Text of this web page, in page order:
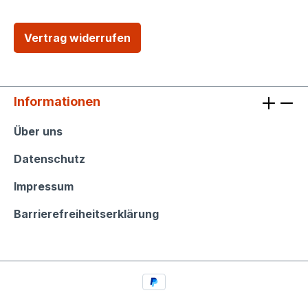
Vertrag widerrufen
Informationen
Informationen
Über uns
Datenschutz
Impressum
Barrierefreiheitserklärung